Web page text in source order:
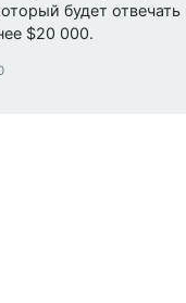
будет
$20 000.